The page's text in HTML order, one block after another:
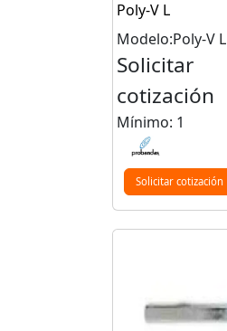
Poly-V L
Modelo:Poly-V L
Solicitar
cotización
Mínimo: 1
Solicitar cotización